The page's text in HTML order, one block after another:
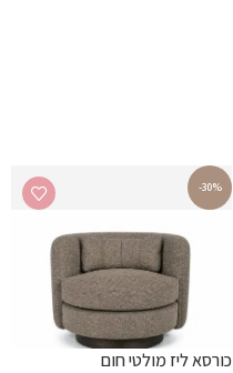
-30%
כורסא ליז מולטי חום